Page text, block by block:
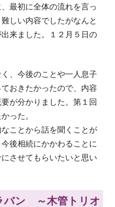
最初に全体の流れを言っ
しい内容でしたがなんと
来ました。１２月５日の
、今後のことや一人息子
おきたかったので、内容
が分かりました。第１回
った。
ことから話を聞くことが
後相続にかかわることに
させてもらいたいと思い
バン ～木管トリオ